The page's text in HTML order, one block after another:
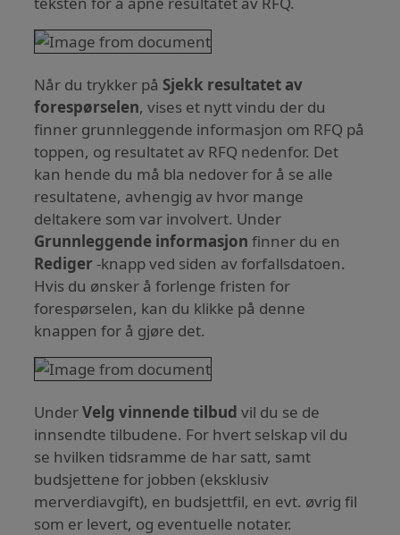
Når du trykker på Sjekk resultatet av
forespørselen, vises et nytt vindu der du
finner grunnleggende informasjon om RFQ på
toppen, og resultatet av RFQ nedenfor. Det
kan hende du må bla nedover for å se alle
resultatene, avhengig av hvor mange
deltakere som var involvert. Under
Grunnleggende informasjon finner du en
Rediger-knapp ved siden av forfallsdatoen.
Hvis du ønsker å forlenge fristen for
forespørselen, kan du klikke på denne
knappen for å gjøre det.
UnderVelg vinnende tilbud vil du se de
innsendte tilbudene. For hvert selskap vil du
se hvilken tidsramme de har satt, samt
budsjettene for jobben (eksklusiv
merverdiavgift), en budsjettfil, en evt. øvrig fil
som er levert, og eventuelle notater.